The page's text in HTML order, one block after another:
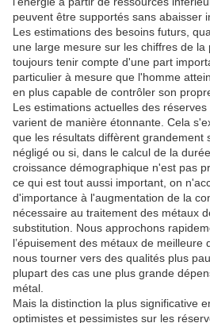
peuvent être supportés sans abaisser
Les estimations des besoins futurs,
une large mesure sur les chiffres de la
toujours tenir compte d'une part
particulier à mesure que l'homme
en plus capable de contrôler son
Les estimations actuelles des
varient de manière étonnante. Cela
que les résultats diffèrent grandement
négligé ou si, dans le calcul de la
croissance démographique n'est pas
ce qui est tout aussi important, on
d'importance à l'augmentation de la
nécessaire au traitement des métaux
substitution. Nous approchons
l’épuisement des métaux de meilleure
nous tourner vers des qualités plus
plupart des cas une plus grande
métal.
Mais la distinction la plus significative
optimistes et pessimistes sur les